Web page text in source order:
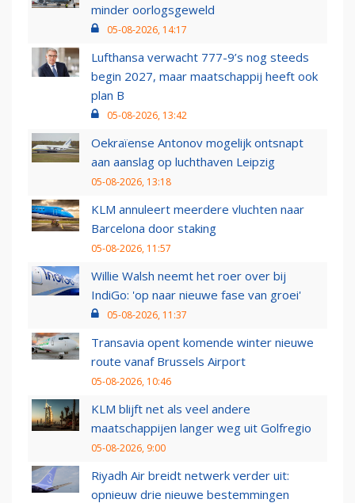
minder oorlogsgeweld
05-08-2026, 14:17
Lufthansa verwacht 777-9’s nog steeds
begin 2027, maar maatschappij heeft ook
plan B
05-08-2026, 13:42
Oekraïense Antonov mogelijk ontsnapt
aan aanslag op luchthaven Leipzig
05-08-2026, 13:18
KLM annuleert meerdere vluchten naar
Barcelona door staking
05-08-2026, 11:57
Willie Walsh neemt het roer over bij
IndiGo: 'op naar nieuwe fase van groei'
05-08-2026, 11:37
Transavia opent komende winter nieuwe
route vanaf Brussels Airport
05-08-2026, 10:46
KLM blijft net als veel andere
maatschappijen langer weg uit Golfregio
05-08-2026, 9:00
Riyadh Air breidt netwerk verder uit:
opnieuw drie nieuwe bestemmingen